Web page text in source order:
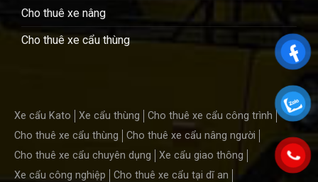
Cho thuê xe nâng
Cho thuê xe cẩu thùng
Xe cẩu Kato Xe cẩu thùng
Cho thuê xe cẩu công trình
Cho thuê xe cẩu thùng
Cho thuê xe cẩu nâng người
Cho thuê xe cẩu chuyên dụng
Xe cẩu giao thông
Xe cẩu công nghiệp
Cho thuê xe cẩu tại dĩ an